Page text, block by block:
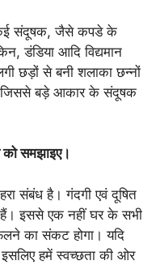
संदूषक, जैसे कपडे के
डंडिया आदि विद्यमान
छड़ों से बनी शलाका छन्नों
जिससे बड़े आकार के संदूषक
समझाइए।
संबंध है। गंदगी एवं दूषित
हैं। इससे एक नहीं घर के सभी
का संकट होगा। यदि
इसलिए हमें स्वच्छता की ओर